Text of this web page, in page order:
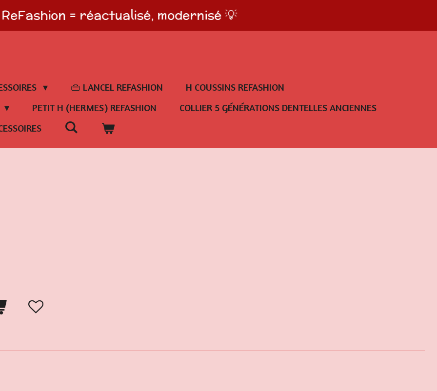
ReFashion = réactualisé, modernisé 💡
👜 LANCEL REFASHION
H COUSSINS REFASHION
PETIT H (HERMES) REFASHION
COLLIER 5 GÉNÉRATIONS DENTELLES ANCIENNES